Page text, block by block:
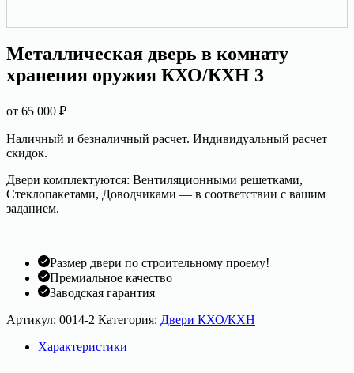
Металлическая дверь в комнату
хранения оружия КХО/КХН 3
от 65 000 ₽
Наличный и безналичный расчет. Индивидуальный расчет
скидок.
Двери комплектуются: Вентиляционными решетками,
Стеклопакетами, Доводчиками — в соответствии с вашим
заданием.
Размер двери по строительному проему!
Премиальное качество
Заводская гарантия
Артикул: 0014-2 Категория: Двери КХО/КХН
Характеристики